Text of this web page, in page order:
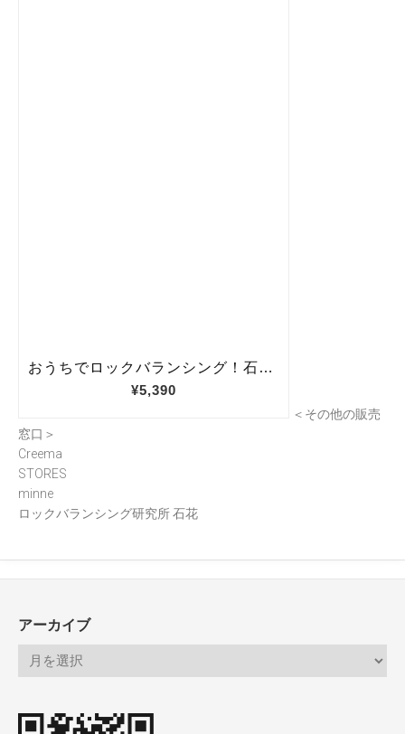
＜その他の販売
窓口＞
Creema
STORES
minne
ロックバランシング研究所 石花
アーカイブ